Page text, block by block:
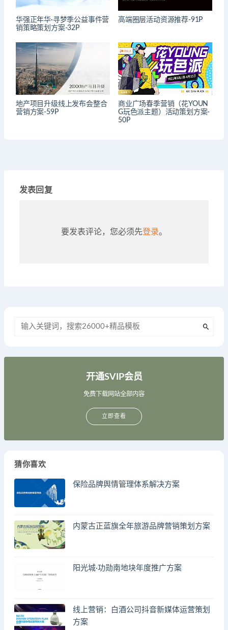
华强正年华·寻梦季公益事件营
销策略策划方案-32P
高端圈层活动资源推荐-91P
地产项目升级线上发布会整合
营销方案-59P
商业广场春季营销（花YOUN
G玩色派主题）活动策划方案-
50P
发表回复
要发表评论，您必须先登录。
开通SVIP会员
免费下载网站全部内容
立即查看
猜你喜欢
保险品牌舆情管理体系解决方案
内蒙古正蓝旗全年旅游品牌营销策划方案
阳光城·功勋南地块年度推广方案
线上营销：白酒公司抖音新媒体运营策划
方案